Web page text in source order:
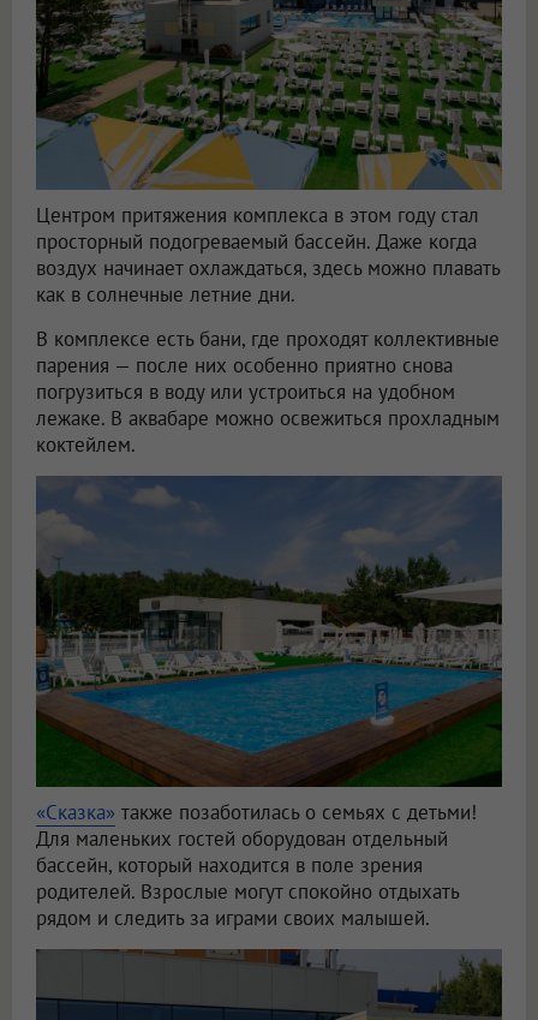
Центром притяжения комплекса в этом году стал
просторный подогреваемый бассейн. Даже когда
воздух начинает охлаждаться, здесь можно плавать
как в солнечные летние дни.
В комплексе есть бани, где проходят коллективные
парения — после них особенно приятно снова
погрузиться в воду или устроиться на удобном
лежаке. В аквабаре можно освежиться прохладным
коктейлем.
«Сказка» также позаботилась о семьях с детьми!
Для маленьких гостей оборудован отдельный
бассейн, который находится в поле зрения
родителей. Взрослые могут спокойно отдыхать
рядом и следить за играми своих малышей.